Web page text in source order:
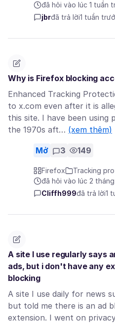
đã hỏi vào lúc 1 tuần
jbrđã trả lời1 tuần
Why is Firefox blocking
Enhanced Tracking
to x.com even after it is
this site. I have been using
the 1970s aft… (xem thêm)
Mở 3 149
Firefox
Tracking
đã hỏi vào lúc 2
Cliffh999đã trả lời1
A site I use regularly says
ads, but i don't have any
blocking
A site I use daily for news
but told me there is an ad
extension. I went on